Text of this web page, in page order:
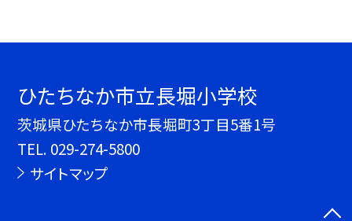
ひたちなか市立長堀小学校
茨城県ひたちなか市長堀町3丁目5番1号
TEL. 029-274-5800
サイトマップ